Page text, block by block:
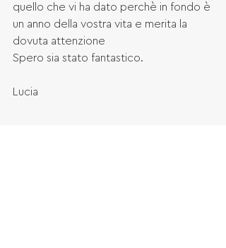
quello che vi ha dato perchè in fondo è
un anno della vostra vita e merita la
dovuta attenzione
Spero sia stato fantastico.
Lucia